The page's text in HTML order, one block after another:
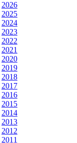
2026
2025
2024
2023
2022
2021
2020
2019
2018
2017
2016
2015
2014
2013
2012
2011